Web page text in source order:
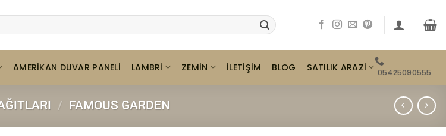
AMERIKAN DUVAR PANELI LAMBRI ZEMIN İLETIŞIM BLOG SATILIK ARAZI 05425090555
/ FAMOUS GARDEN